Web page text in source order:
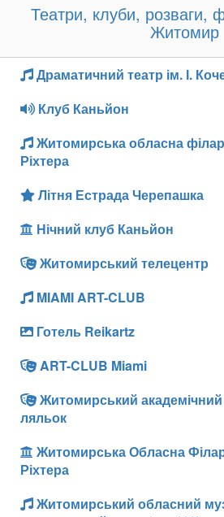
Театри, клуби, розваги,
Житомир
Драматичний театр ім. І.
Клуб Каньйон
Житомирська обласна
Ріхтера
Літня Естрада Черепашка
Нічний клуб Каньйон
Житомирський телецентр
MIAMI ART-CLUB
Готель Reikartz
ART-CLUB Miami
Житомирський
ляльок
Житомирська Обласна
Ріхтера
Житомирський обласний